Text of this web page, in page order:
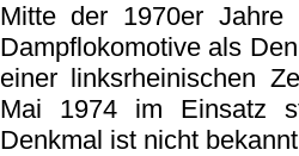
Mitte der 1970er
Dampflokomotive als
einer linksrheinischen
Mai 1974 im Einsatz
Denkmal ist nicht